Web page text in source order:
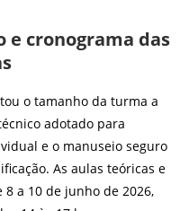
e cronograma das
o tamanho da turma a
adotado para
e o manuseio seguro
As aulas teóricas e
a 10 de junho de 2026,